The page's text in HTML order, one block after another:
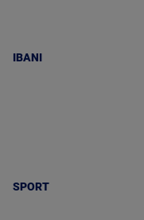
IBANI
SPORT